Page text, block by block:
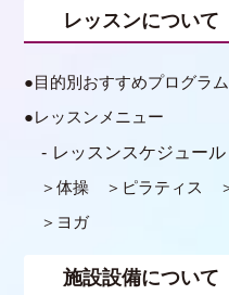
レッスンについて
目的別おすすめプログラム
レッスンメニュー
レッスンスケジュール
体操 ピラティス
ヨガ
施設設備について